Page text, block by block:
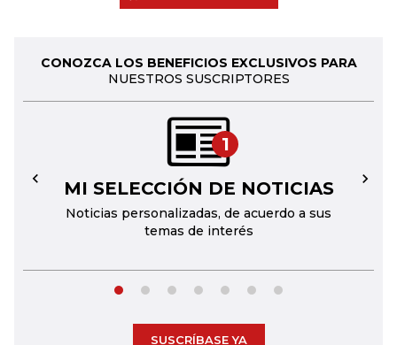
CONOZCA LOS BENEFICIOS EXCLUSIVOS PARA
NUESTROS SUSCRIPTORES
1
MI SELECCIÓN DE NOTICIAS
Noticias personalizadas, de acuerdo a sus
temas de interés
← →
SUSCRÍBASE YA